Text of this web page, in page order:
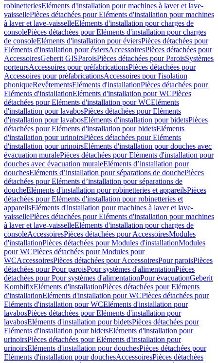
robinetteriesEléments d'installation pour machines à laver et lave-
vaissellePièces détachées pour Eléments d'installation pour machines
à laver et lave-vaisselleEléments d'installation pour charges de
consolePièces détachées pour Eléments d'installation pour charges
de consoleEléments d'installation pour éviersPièces détachées pour
Eléments d'installation pour éviersAccessoiresPièces détachées pour
AccessoiresGeberit GISParoisPièces détachées pour ParoisSystèmes
porteursAccessoires pour préfabricationsPièces détachées pour
Accessoires pour préfabricationsAccessoires pour l'isolation
phoniqueRevêtementsEléments d'installationPièces détachées pour
Eléments d'installationEléments d'installation pour WCPièces
détachées pour Eléments d'installation pour WCEléments
d'installation pour lavabosPièces détachées pour Eléments
d'installation pour lavabosEléments d'installation pour bidetsPièces
détachées pour Eléments d'installation pour bidetsEléments
d'installation pour urinoirsPièces détachées pour Eléments
d'installation pour urinoirsEléments d'installation pour douches avec
évacuation muralePièces détachées pour Eléments d'installation pour
douches avec évacuation muraleEléments d’installation pour
douchesEléments d’installation pour séparations de douchePièces
détachées pour Eléments d’installation pour séparations de
doucheEléments d'installation pour robinetteries et appareilsPièces
détachées pour Eléments d'installation pour robinetteries et
appareilsEléments d'installation pour machines à laver et lave-
vaissellePièces détachées pour Eléments d'installation pour machines
à laver et lave-vaisselleEléments d'installation pour charges de
consoleAccessoiresPièces détachées pour AccessoiresModules
d'installationPièces détachées pour Modules d'installationModules
pour WCPièces détachées pour Modules pour
WCAccessoiresPièces détachées pour AccessoiresPour paroisPièces
détachées pour Pour paroisPour systèmes d'alimentationPièces
détachées pour Pour systèmes d'alimentationPour évacuationGeberit
KombifixEléments d'installationPièces détachées pour Eléments
d'installationEléments d'installation pour WCPièces détachées pour
Eléments d'installation pour WCEléments d'installation pour
lavabosPièces détachées pour Eléments d'installation pour
lavabosEléments d'installation pour bidetsPièces détachées pour
Eléments d'installation pour bidetsEléments d'installation pour
urinoirsPièces détachées pour Eléments d'installation pour
urinoirsEléments d'installation pour douchesPièces détachées pour
Eléments d'installation pour douchesAccessoiresPièces détachées